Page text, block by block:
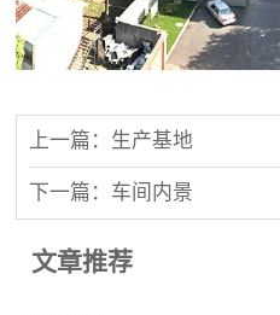
上一篇：生产基地
下一篇：车间内景
文章推荐